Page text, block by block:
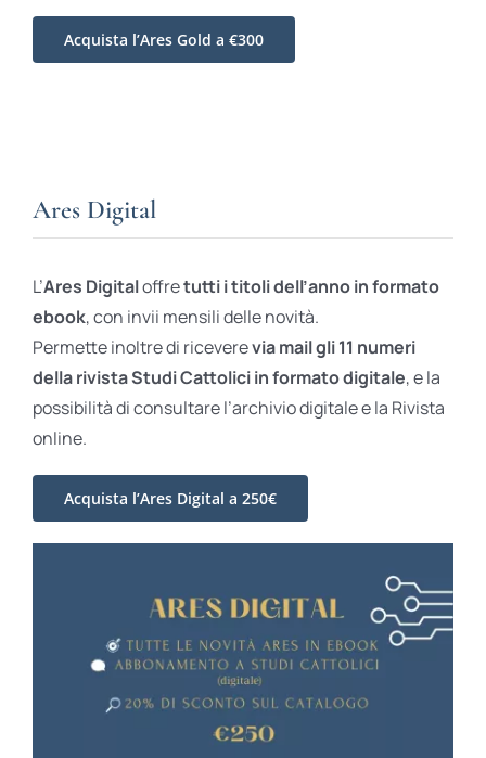
Acquista l’Ares Gold a €300
Ares Digital
L’Ares Digitaloffretutti i titoli dell’anno in formato
ebook, con invii mensili delle novità.
Permette inoltre di riceverevia mail gli 11 numeri
della rivista Studi Cattolici in formato digitale, e la
possibilità di consultare l’archivio digitale e la Rivista
online.
Acquista l’Ares Digital a 250€